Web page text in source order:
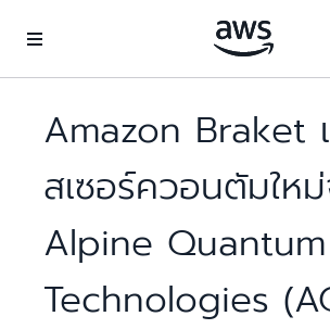
Amazon Braket
สเซอร์ควอนตัมให
Alpine Quantum
Technologies